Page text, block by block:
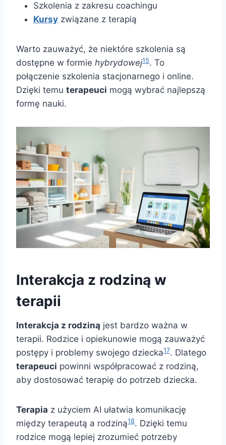
Szkolenia z zakresu coachingu
Kursy związane z terapią
Warto zauważyć, że niektóre szkolenia są
dostępne w formie hybrydowej15. To
połączenie szkolenia stacjonarnego i online.
Dzięki temu terapeuci mogą wybrać najlepszą
formę nauki.
Interakcja z rodziną w
terapii
Interakcja z rodziną jest bardzo ważna w
terapii. Rodzice i opiekunowie mogą zauważyć
postępy i problemy swojego dziecka17. Dlatego
terapeuci powinni współpracować z rodziną,
aby dostosować terapię do potrzeb dziecka.
Terapia z użyciem AI ułatwia komunikację
między terapeutą a rodziną18. Dzięki temu
rodzice mogą lepiej zrozumieć potrzeby